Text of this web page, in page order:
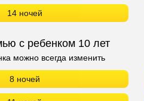
14 ночей
с ребенком 10 лет
можно всегда изменить
8 ночей